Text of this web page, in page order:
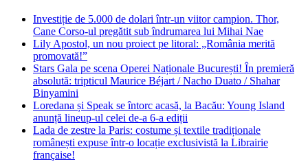
Investiție de 5.000 de dolari într-un viitor campion. Thor,
Cane Corso-ul pregătit sub îndrumarea lui Mihai Nae
Lily Apostol, un nou proiect pe litoral: „România merită
promovată!”
Stars Gala pe scena Operei Naționale București! În premieră
absolută: tripticul Maurice Béjart / Nacho Duato / Shahar
Binyamini
Loredana și Speak se întorc acasă, la Bacău: Young Island
anunță lineup-ul celei de-a 6-a ediții
Lada de zestre la Paris: costume și textile tradiționale
românești expuse într-o locație exclusivistă la Librairie
française!